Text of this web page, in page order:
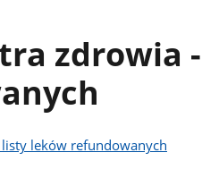
zdrowia -
leków refundowanych